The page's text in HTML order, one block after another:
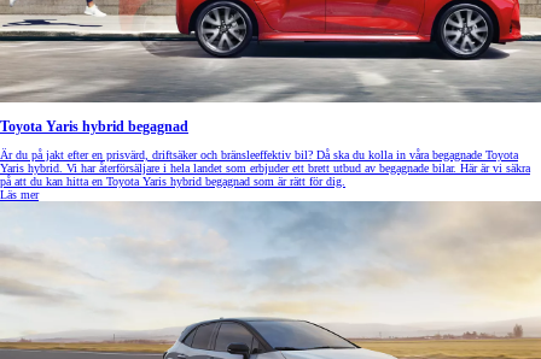
Toyota Yaris hybrid begagnad
Är du på jakt efter en prisvärd, driftsäker och bränsleeffektiv bil? Då ska du kolla in våra begagnade Toyota
Yaris hybrid. Vi har återförsäljare i hela landet som erbjuder ett brett utbud av begagnade bilar. Här är vi säkra
på att du kan hitta en Toyota Yaris hybrid begagnad som är rätt för dig.
Läs mer